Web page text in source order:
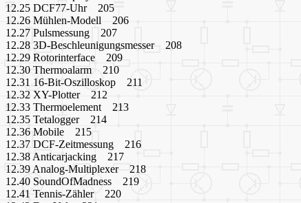
12.25 DCF77-Uhr 205
12.26 Mühlen-Modell 206
12.27 Pulsmessung 207
12.28 3D-Beschleunigungsmesser 208
12.29 Rotorinterface 209
12.30 Thermoalarm 210
12.31 16-Bit-Oszilloskop 211
12.32 XY-Plotter 212
12.33 Thermoelement 213
12.35 Tetalogger 214
12.36 Mobile 215
12.37 DCF-Zeitmessung 216
12.38 Anticarjacking 217
12.39 Analog-Multiplexer 218
12.40 SoundOfMadness 219
12.41 Tennis-Zähler 220